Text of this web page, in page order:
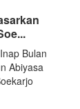
Bulan
Abiyasa